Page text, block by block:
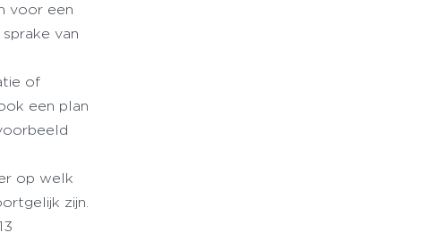
voor een
van
of
een plan
op welk
zijn.